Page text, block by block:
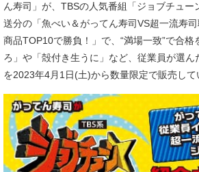
ん寿司」が、TBSの人気番組「ジョブチュ
送分の「魚べい＆がってん寿司VS超一流寿
商品TOP10で勝負！」で、“満場一致”で合格
ろ」や「殻付き生うに」など、従業員が選
を2023年4月1日(土)から数量限定で販売して